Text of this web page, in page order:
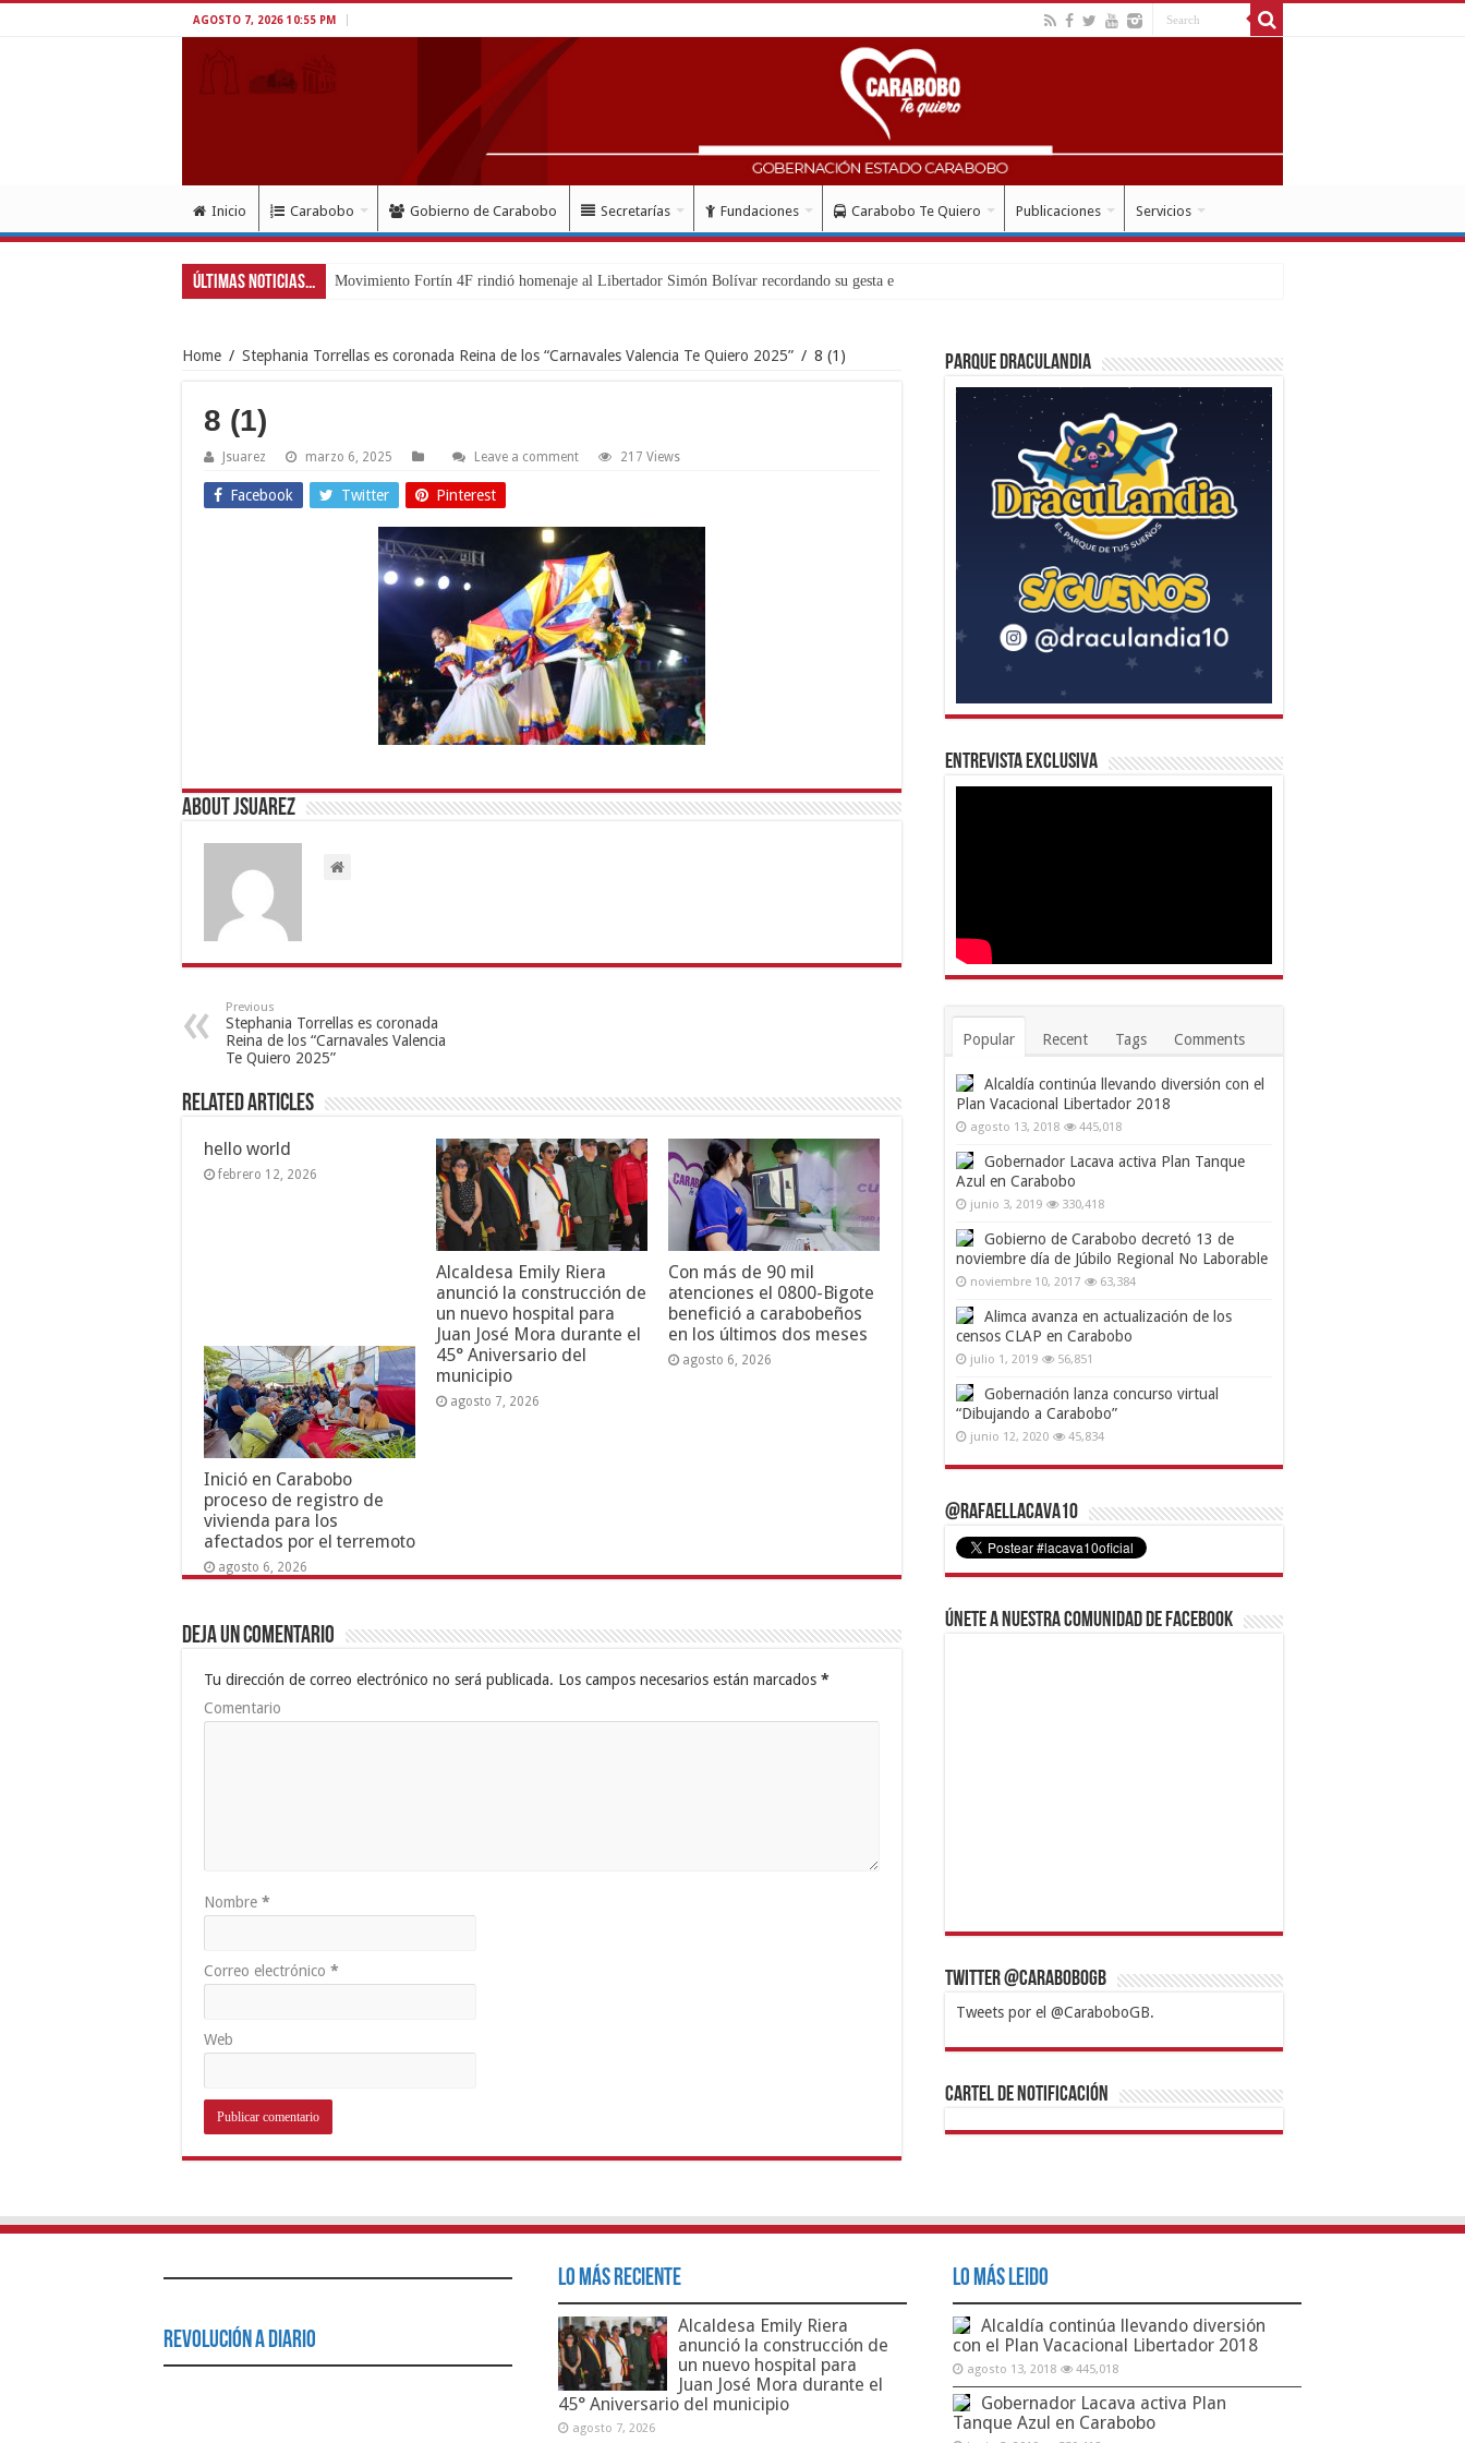
AGOSTO 7, 2026 10:55 PM
Inicio Carabobo Gobierno de Carabobo Secretarías Fundaciones Carabobo Te Quiero Publicaciones Servicios
Últimas Noticias... Exitoso despliegu
Home / Stephania Torrellas es coronada Reina de los “Carnavales Valencia Te Quiero 2025” / 8 (1)
8 (1)
Jsuarez marzo 6, 2025 Leave a comment 217 Views
Facebook Twitter Pinterest
About Jsuarez
Previous
Stephania Torrellas es coronada
Reina de los “Carnavales Valencia
Te Quiero 2025”
Related Articles
hello world
febrero 12, 2026
Alcaldesa Emily Riera
anunció la construcción de
un nuevo hospital para
Juan José Mora durante el
45° Aniversario del
municipio
agosto 7, 2026
Con más de 90 mil
atenciones el 0800-Bigote
benefició a carabobeños
en los últimos dos meses
agosto 6, 2026
Inició en Carabobo
proceso de registro de
vivienda para los
afectados por el terremoto
agosto 6, 2026
Deja un comentario
Tu dirección de correo electrónico no será publicada. Los campos necesarios están marcados *
Comentario
Nombre *
Correo electrónico *
Web
Parque Draculandia
Entrevista Exclusiva
Popular Recent Tags Comments
Alcaldía continúa llevando diversión con el
Plan Vacacional Libertador 2018
agosto 13, 2018 445,018
Gobernador Lacava activa Plan Tanque
Azul en Carabobo
junio 3, 2019 330,418
Gobierno de Carabobo decretó 13 de
noviembre día de Júbilo Regional No Laborable
noviembre 10, 2017 63,384
Alimca avanza en actualización de los
censos CLAP en Carabobo
julio 1, 2019 56,851
Gobernación lanza concurso virtual
“Dibujando a Carabobo”
junio 12, 2020 45,834
@RafaelLacava10
Únete a nuestra comunidad de Facebook
Twitter @CaraboboGB
Tweets por el @CaraboboGB.
1xbetBetturkeyBetistKralbetSupertotobetTipobet
https://mvbcasino.com/
Cartel de Notificación
Revolución a Diario
Lo Más Reciente
Alcaldesa Emily Riera
anunció la construcción de
un nuevo hospital para
Juan José Mora durante el
45° Aniversario del municipio
agosto 7, 2026
Lo Más Leido
Alcaldía continúa llevando diversión
con el Plan Vacacional Libertador 2018
agosto 13, 2018 445,018
Gobernador Lacava activa Plan
Tanque Azul en Carabobo